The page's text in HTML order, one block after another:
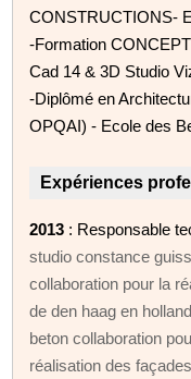
CONSTRUCTIONS-
-Formation
Cad 14 & 3D Studio
-Diplômé en
OPQAI) - Ecole des
Expériences
2013 : Responsable
studio constance
collaboration pour la
de den haag en
beton collaboration
réalisation des